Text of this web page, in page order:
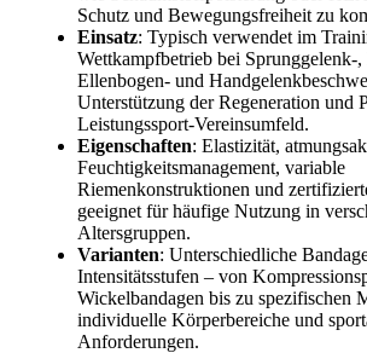
Schutz und Bewegungsfreiheit zu
Einsatz: Typisch verwendet im
Wettkampfbetrieb bei Sprunggelenk-
Ellenbogen- und
Unterstützung der Regeneration und
Leistungssport-Vereinsumfeld.
Eigenschaften: Elastizität,
Feuchtigkeitsmanagement, variable
Riemenkonstruktionen und
geeignet für häufige Nutzung in
Altersgruppen.
Varianten: Unterschiedliche
Intensitätsstufen – von
Wickelbandagen bis zu spezifischen
individuelle Körperbereiche und
Anforderungen.